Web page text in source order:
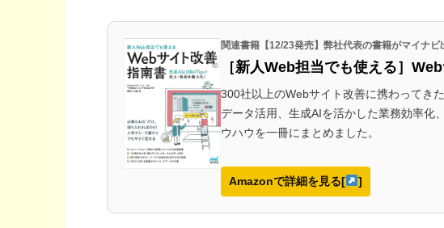
関連書籍【12/23発売】弊社代表の書籍がマイナビ
［新人Web担当でも使える］
300社以上のWebサイト改善に携わってき
データ活用、生成AIを活かした業務効率化
ウハウを一冊にまとめました。
Amazonで詳細を見る[ ]